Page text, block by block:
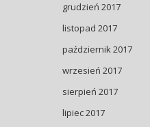
grudzień 2017
listopad 2017
październik 2017
wrzesień 2017
sierpień 2017
lipiec 2017